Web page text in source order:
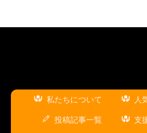
私たちについて 人
投稿記事一覧 支